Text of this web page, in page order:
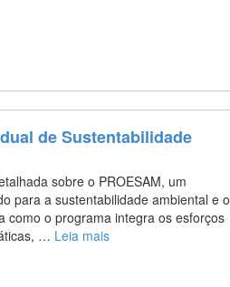
de Sustentabilidade
sobre o PROESAM, um
para a sustentabilidade ambiental e o
como o programa integra os esforços
… Leia mais